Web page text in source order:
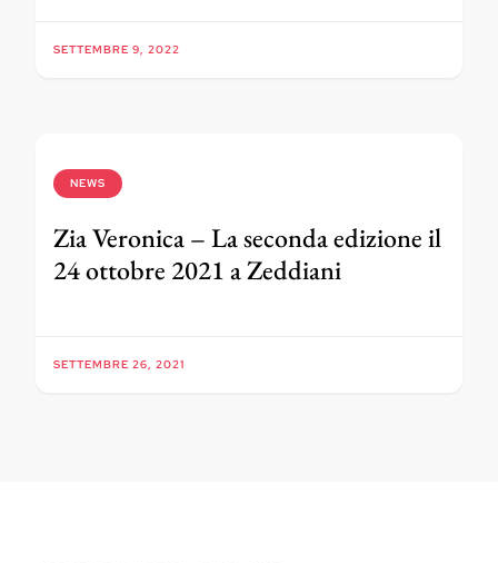
SETTEMBRE 9, 2022
NEWS
Zia Veronica – La seconda edizione il
24 ottobre 2021 a Zeddiani
SETTEMBRE 26, 2021